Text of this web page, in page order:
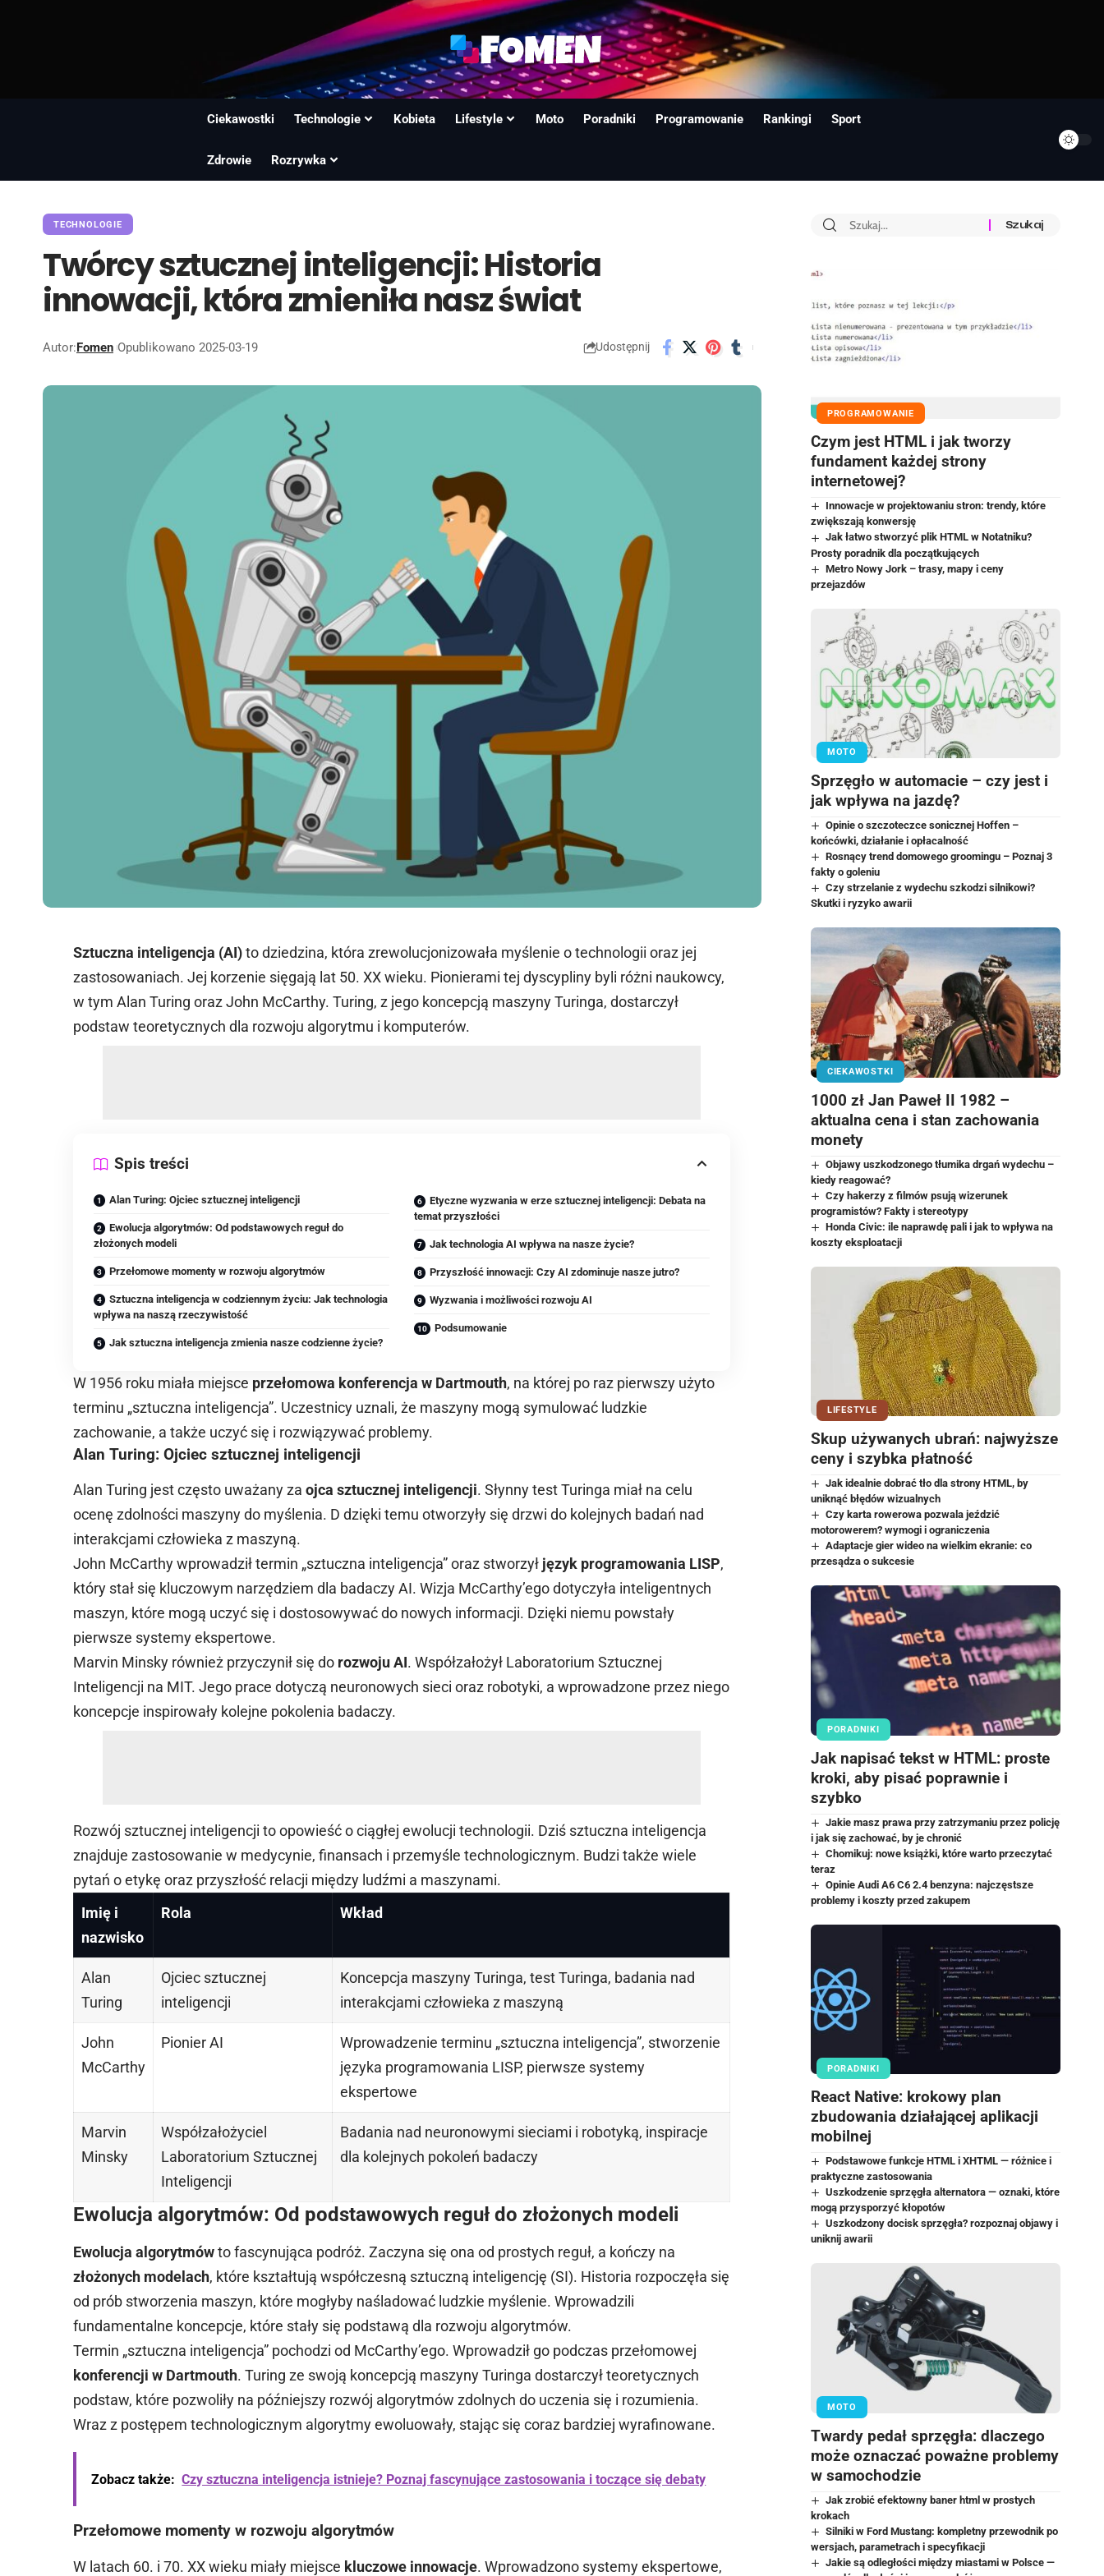
Ciekawostki Technologie Kobieta Lifestyle Moto Poradniki Programowanie Rankingi Sport
Zdrowie Rozrywka
TECHNOLOGIE
Twórcy sztucznej inteligencji: Historia
innowacji, która zmieniła nasz świat
Autor:Fomen Opublikowano 2025-03-19 Udostępnij
Sztuczna inteligencja (AI)to dziedzina, która zrewolucjonizowała myślenie o technologii oraz jej
zastosowaniach. Jej korzenie sięgają lat 50. XX wieku. Pionierami tej dyscypliny byli różni naukowcy,
w tym Alan Turing oraz John McCarthy. Turing, z jego koncepcją maszyny Turinga, dostarczył
podstaw teoretycznych dla rozwoju algorytmu i komputerów.
Spis treści
Alan Turing: Ojciec sztucznej inteligencji
Ewolucja algorytmów: Od podstawowych reguł do
złożonych modeli
Przełomowe momenty w rozwoju algorytmów
Sztuczna inteligencja w codziennym życiu: Jak technologia
wpływa na naszą rzeczywistość
Jak sztuczna inteligencja zmienia nasze codzienne życie?
Etyczne wyzwania w erze sztucznej inteligencji: Debata na
temat przyszłości
Jak technologia AI wpływa na nasze życie?
Przyszłość innowacji: Czy AI zdominuje nasze jutro?
Wyzwania i możliwości rozwoju AI
Podsumowanie
W 1956 roku miała miejsce przełomowa konferencja w Dartmouth, na której po raz pierwszy użyto
terminu „sztuczna inteligencja”. Uczestnicy uznali, że maszyny mogą symulować ludzkie
zachowanie, a także uczyć się i rozwiązywać problemy.
Alan Turing: Ojciec sztucznej inteligencji
Alan Turing jest często uważany zaojca sztucznej inteligencji. Słynny test Turinga miał na celu
ocenę zdolności maszyny do myślenia. D dzięki temu otworzyły się drzwi do kolejnych badań nad
interakcjami człowieka z maszyną.
John McCarthy wprowadził termin „sztuczna inteligencja” oraz stworzył język programowania LISP,
który stał się kluczowym narzędziem dla badaczy AI. Wizja McCarthy’ego dotyczyła inteligentnych
maszyn, które mogą uczyć się i dostosowywać do nowych informacji. Dzięki niemu powstały
pierwsze systemy ekspertowe.
Marvin Minsky również przyczynił się do rozwoju AI. Współzałożył Laboratorium Sztucznej
Inteligencji na MIT. Jego prace dotyczą neuronowych sieci oraz robotyki, a wprowadzone przez niego
koncepcje inspirowały kolejne pokolenia badaczy.
Rozwój sztucznej inteligencji to opowieść o ciągłej ewolucji technologii. Dziś sztuczna inteligencja
znajduje zastosowanie w medycynie, finansach i przemyśle technologicznym. Budzi także wiele
pytań o etykę oraz przyszłość relacji między ludźmi a maszynami.
Imię i
nazwisko
Rola Wkład
Alan
Turing
Ojciec sztucznej
inteligencji
Koncepcja maszyny Turinga, test Turinga, badania nad
interakcjami człowieka z maszyną
John
McCarthy
Pionier AI
Wprowadzenie terminu „sztuczna inteligencja”, stworzenie
języka programowania LISP, pierwsze systemy
ekspertowe
Marvin
Minsky
Współzałożyciel
Laboratorium Sztucznej
Inteligencji
Badania nad neuronowymi sieciami i robotyką, inspiracje
dla kolejnych pokoleń badaczy
Ewolucja algorytmów: Od podstawowych reguł do złożonych modeli
Ewolucja algorytmówto fascynująca podróż. Zaczyna się ona od prostych reguł, a kończy na
złożonych modelach, które kształtują współczesną sztuczną inteligencję (SI). Historia rozpoczęła się
od prób stworzenia maszyn, które mogłyby naśladować ludzkie myślenie. Wprowadzili
fundamentalne koncepcje, które stały się podstawą dla rozwoju algorytmów.
Termin „sztuczna inteligencja” pochodzi od McCarthy’ego. Wprowadził go podczas przełomowej
konferencji w Dartmouth. Turing ze swoją koncepcją maszyny Turinga dostarczył teoretycznych
podstaw, które pozwoliły na późniejszy rozwój algorytmów zdolnych do uczenia się i rozumienia.
Wraz z postępem technologicznym algorytmy ewoluowały, stając się coraz bardziej wyrafinowane.
Zobacz także: Czy sztuczna inteligencja istnieje? Poznaj fascynujące zastosowania i toczące się debaty
Przełomowe momenty w rozwoju algorytmów
W latach 60. i 70. XX wieku miały miejsce kluczowe innowacje. Wprowadzono systemy ekspertowe,
PROGRAMOWANIE
Czym jest HTML i jak tworzy
fundament każdej strony
internetowej?
Innowacje w projektowaniu stron: trendy, które
zwiększają konwersję
Jak łatwo stworzyć plik HTML w Notatniku?
Prosty poradnik dla początkujących
Metro Nowy Jork – trasy, mapy i ceny
przejazdów
MOTO
Sprzęgło w automacie – czy jest i
jak wpływa na jazdę?
Opinie o szczoteczce sonicznej Hoffen –
końcówki, działanie i opłacalność
Rosnący trend domowego groomingu – Poznaj 3
fakty o goleniu
Czy strzelanie z wydechu szkodzi silnikowi?
Skutki i ryzyko awarii
CIEKAWOSTKI
1000 zł Jan Paweł II 1982 –
aktualna cena i stan zachowania
monety
Objawy uszkodzonego tłumika drgań wydechu –
kiedy reagować?
Czy hakerzy z filmów psują wizerunek
programistów? Fakty i stereotypy
Honda Civic: ile naprawdę pali i jak to wpływa na
koszty eksploatacji
LIFESTYLE
Skup używanych ubrań: najwyższe
ceny i szybka płatność
Jak idealnie dobrać tło dla strony HTML, by
uniknąć błędów wizualnych
Czy karta rowerowa pozwala jeździć
motorowerem? wymogi i ograniczenia
Adaptacje gier wideo na wielkim ekranie: co
przesądza o sukcesie
PORADNIKI
Jak napisać tekst w HTML: proste
kroki, aby pisać poprawnie i
szybko
Jakie masz prawa przy zatrzymaniu przez policję
i jak się zachować, by je chronić
Chomikuj: nowe książki, które warto przeczytać
teraz
Opinie Audi A6 C6 2.4 benzyna: najczęstsze
problemy i koszty przed zakupem
PORADNIKI
React Native: krokowy plan
zbudowania działającej aplikacji
mobilnej
Podstawowe funkcje HTML i XHTML — różnice i
praktyczne zastosowania
Uszkodzenie sprzęgła alternatora — oznaki, które
mogą przysporzyć kłopotów
Uszkodzony docisk sprzęgła? rozpoznaj objawy i
uniknij awarii
MOTO
Twardy pedał sprzęgła: dlaczego
może oznaczać poważne problemy
w samochodzie
Jak zrobić efektowny baner html w prostych
krokach
Silniki w Ford Mustang: kompletny przewodnik po
wersjach, parametrach i specyfikacji
Jakie są odległości między miastami w Polsce —